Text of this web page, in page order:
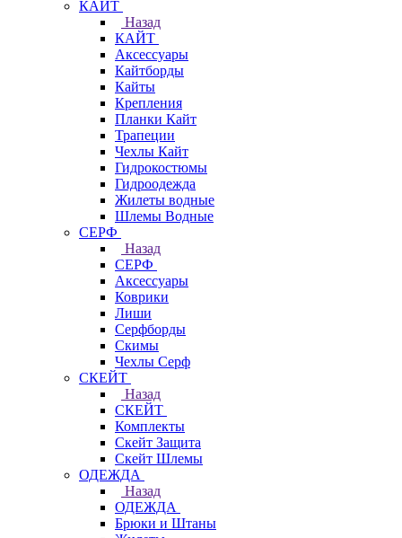
КАЙТ
Назад
КАЙТ
Аксессуары
Кайтборды
Кайты
Крепления
Планки Кайт
Трапеции
Чехлы Кайт
Гидрокостюмы
Гидроодежда
Жилеты водные
Шлемы Водные
СЕРФ
Назад
СЕРФ
Аксессуары
Коврики
Лиши
Серфборды
Скимы
Чехлы Cерф
СКЕЙТ
Назад
СКЕЙТ
Комплекты
Скейт Защита
Скейт Шлемы
ОДЕЖДА
Назад
ОДЕЖДА
Брюки и Штаны